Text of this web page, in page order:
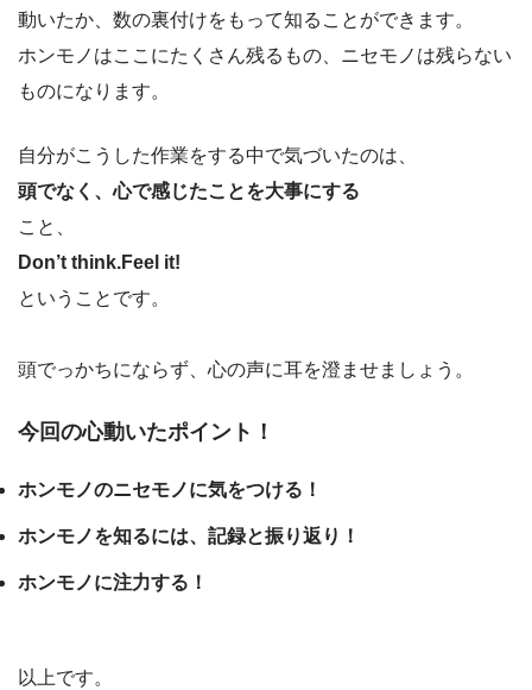
動いたか、数の裏付けをもって知ることができます。
ホンモノはここにたくさん残るもの、ニセモノは残らない
ものになります。
自分がこうした作業をする中で気づいたのは、
頭でなく、心で感じたことを大事にする
こと、
Don’t think.Feel it!
ということです。
頭でっかちにならず、心の声に耳を澄ませましょう。
今回の心動いたポイント！
ホンモノのニセモノに気をつける！
ホンモノを知るには、記録と振り返り！
ホンモノに注力する！
以上です。